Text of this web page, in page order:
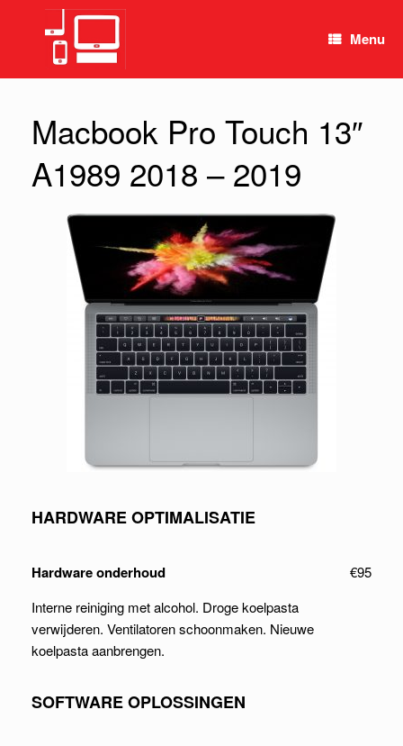
Menu
Macbook Pro Touch 13″
A1989 2018 – 2019
HARDWARE OPTIMALISATIE
Hardware onderhoud
€95
Interne reiniging met alcohol. Droge koelpasta
verwijderen. Ventilatoren schoonmaken. Nieuwe
koelpasta aanbrengen.
SOFTWARE OPLOSSINGEN